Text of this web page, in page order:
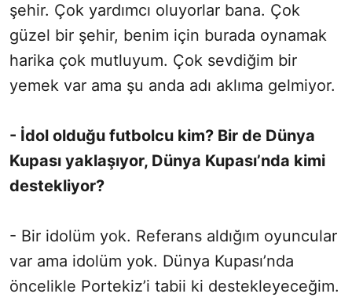
şehir. Çok yardımcı oluyorlar bana. Çok
güzel bir şehir, benim için burada oynamak
harika çok mutluyum. Çok sevdiğim bir
yemek var ama şu anda adı aklıma gelmiyor.
- İdol olduğu futbolcu kim? Bir de Dünya
Kupası yaklaşıyor, Dünya Kupası’nda kimi
destekliyor?
- Bir idolüm yok. Referans aldığım oyuncular
var ama idolüm yok. Dünya Kupası’nda
öncelikle Portekiz’i tabii ki destekleyeceğim.